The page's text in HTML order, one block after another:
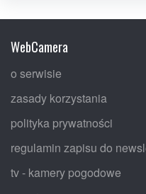
WebCamera
o serwisie
zasady korzystania
polityka prywatności
regulamin zapisu do
tv - kamery pogodowe